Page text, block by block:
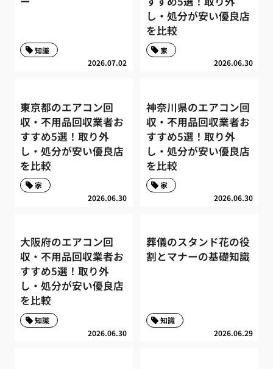
2026.07.02
知識
し・処分が安い優良店
を比較
2026.06.30
家
東京都のエアコン回
収・不用品回収業者お
すすめ5選！取り外
し・処分が安い優良店
を比較
2026.06.30
家
神奈川県のエアコン回
収・不用品回収業者お
すすめ5選！取り外
し・処分が安い優良店
を比較
2026.06.30
家
大阪府のエアコン回
収・不用品回収業者お
すすめ5選！取り外
し・処分が安い優良店
を比較
2026.06.30
知識
葬儀のスタンド花の役
割とマナーの基礎知識
2026.06.29
知識